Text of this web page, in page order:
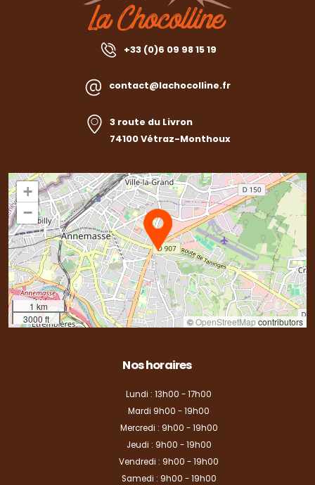
+33 (0)6 09 98 15 19
contact@lachocolline.fr
3 route du Livron
74100 Vétraz-Monthoux
+
−
1 km
3000 ft
©OpenStreetMapcontributors
Nos horaires
Lundi : 13h00 - 17h00
Mardi 9h00 - 19h00
Mercredi : 9h00 - 19h00
Jeudi : 9h00 - 19h00
Vendredi : 9h00 - 19h00
Samedi : 9h00 - 19h00